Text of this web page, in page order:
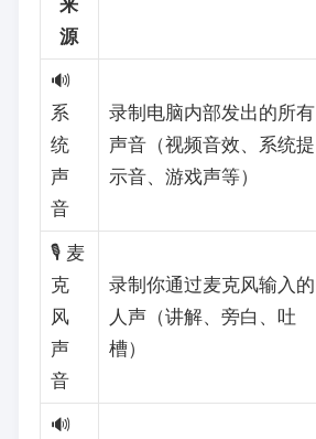
来
源
🔊
系
统
声
音
录制电脑内部发出的所有
声音（视频音效、系统提
示音、游戏声等）
🎙️ 麦
克
风
声
音
录制你通过麦克风输入的
人声（讲解、旁白、吐
槽）
🔊